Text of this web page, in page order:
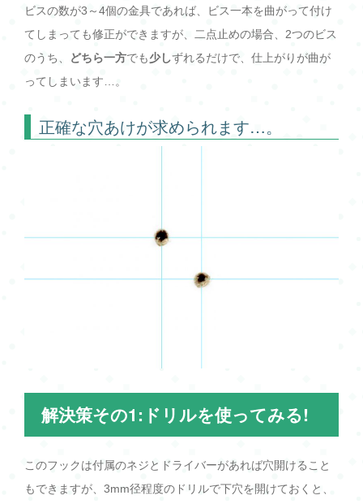
ビスの数が3～4個の金具であれば、ビス一本を曲がって付け
てしまっても修正ができますが、二点止めの場合、2つのビス
のうち、
どちら一方でも少しずれるだけで、仕上がりが曲が
ってしまいます…。
正確な穴あけが求められます…。
解決策その1:ドリルを使ってみる!
このフックは付属のネジとドライバーがあれば穴開けること
もできますが、3mm径程度のドリルで下穴を開けておくと、